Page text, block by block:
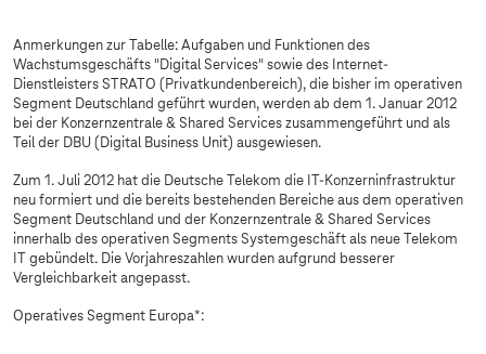
Anmerkungen zur Tabelle: Aufgaben und Funktionen des
Wachstumsgeschäfts "Digital Services" sowie des Internet-
Dienstleisters STRATO (Privatkundenbereich), die bisher im operativen
Segment Deutschland geführt wurden, werden ab dem 1. Januar 2012
bei der Konzernzentrale & Shared Services zusammengeführt und als
Teil der DBU (Digital Business Unit) ausgewiesen.
Zum 1. Juli 2012 hat die Deutsche Telekom die IT-Konzerninfrastruktur
neu formiert und die bereits bestehenden Bereiche aus dem operativen
Segment Deutschland und der Konzernzentrale & Shared Services
innerhalb des operativen Segments Systemgeschäft als neue Telekom
IT gebündelt. Die Vorjahreszahlen wurden aufgrund besserer
Vergleichbarkeit angepasst.
Operatives Segment Europa*: